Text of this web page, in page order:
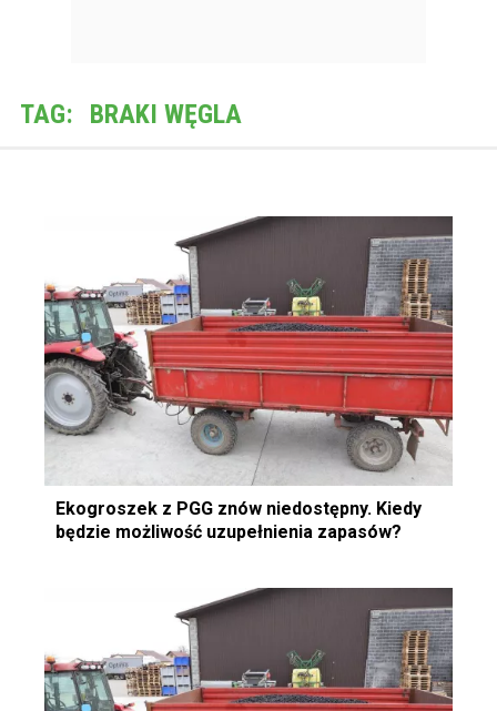
TAG: BRAKI WĘGLA
Ekogroszek z PGG znów niedostępny. Kiedy
będzie możliwość uzupełnienia zapasów?